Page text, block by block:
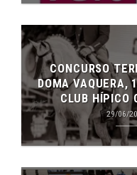
CONCURSO
DOMA VAQUERA,
CLUB HÍPICO
29/06/